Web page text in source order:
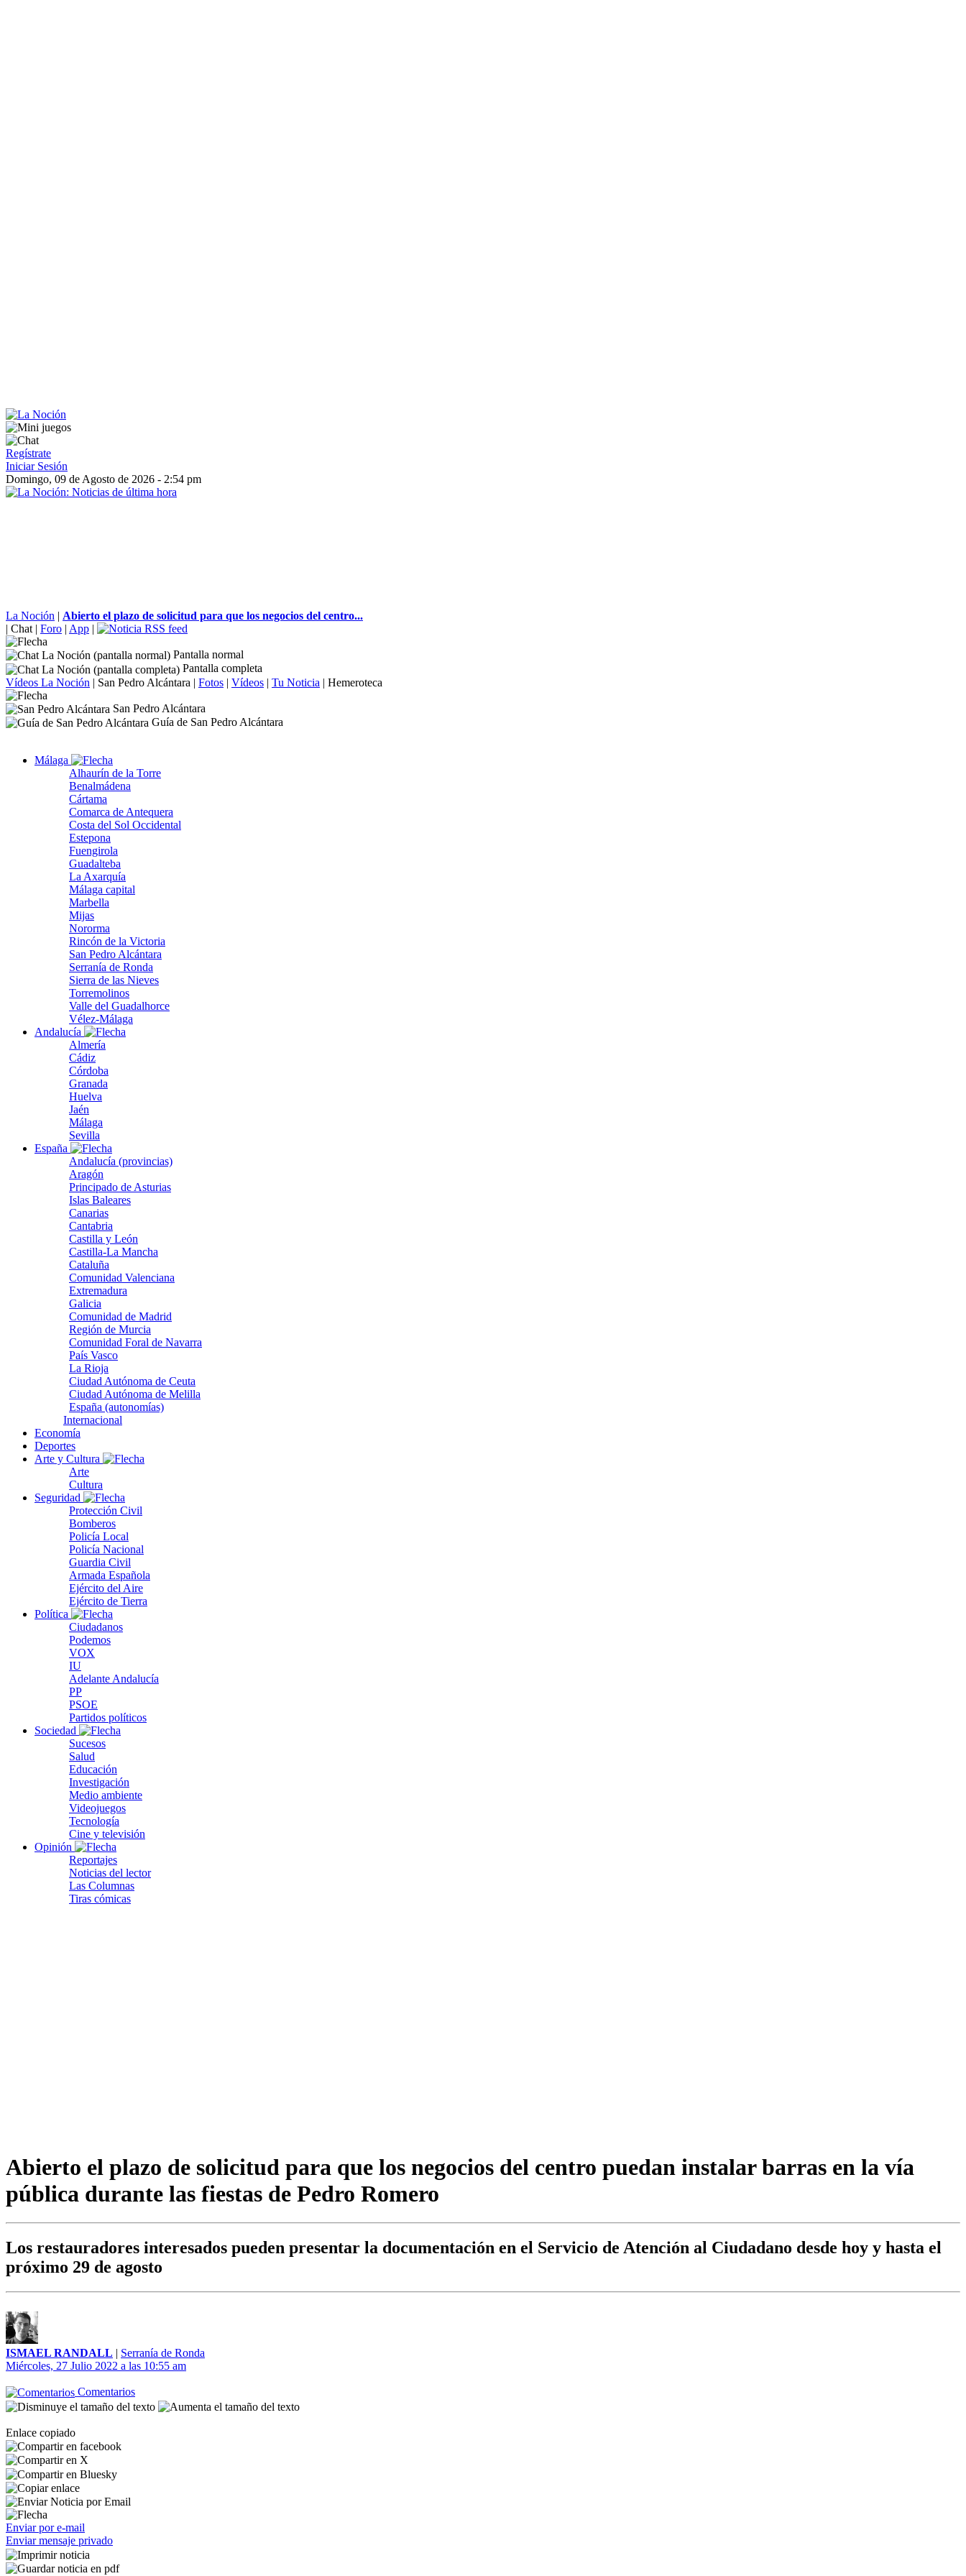
Regístrate
Iniciar Sesión
Domingo, 09 de Agosto de 2026 - 2:54 pm
La Noción | Abierto el plazo de solicitud para que los negocios del centro...
| Chat | Foro | App |
Pantalla normal
Pantalla completa
Vídeos La Noción | San Pedro Alcántara | Fotos | Vídeos | Tu Noticia | Hemeroteca
San Pedro Alcántara
Guía de San Pedro Alcántara
Málaga
Alhaurín de la Torre
Benalmádena
Cártama
Comarca de Antequera
Costa del Sol Occidental
Estepona
Fuengirola
Guadalteba
La Axarquía
Málaga capital
Marbella
Mijas
Nororma
Rincón de la Victoria
San Pedro Alcántara
Serranía de Ronda
Sierra de las Nieves
Torremolinos
Valle del Guadalhorce
Vélez-Málaga
Andalucía
Almería
Cádiz
Córdoba
Granada
Huelva
Jaén
Málaga
Sevilla
España
Andalucía (provincias)
Aragón
Principado de Asturias
Islas Baleares
Canarias
Cantabria
Castilla y León
Castilla-La Mancha
Cataluña
Comunidad Valenciana
Extremadura
Galicia
Comunidad de Madrid
Región de Murcia
Comunidad Foral de Navarra
País Vasco
La Rioja
Ciudad Autónoma de Ceuta
Ciudad Autónoma de Melilla
España (autonomías)
Internacional
Economía
Deportes
Arte y Cultura
Arte
Cultura
Seguridad
Protección Civil
Bomberos
Policía Local
Policía Nacional
Guardia Civil
Armada Española
Ejército del Aire
Ejército de Tierra
Política
Ciudadanos
Podemos
VOX
IU
Adelante Andalucía
PP
PSOE
Partidos políticos
Sociedad
Sucesos
Salud
Educación
Investigación
Medio ambiente
Videojuegos
Tecnología
Cine y televisión
Opinión
Reportajes
Noticias del lector
Las Columnas
Tiras cómicas
Abierto el plazo de solicitud para que los negocios del centro puedan instalar barras en la vía
pública durante las fiestas de Pedro Romero
Los restauradores interesados pueden presentar la documentación en el Servicio de Atención al Ciudadano desde hoy y hasta el
próximo 29 de agosto
ISMAEL RANDALL | Serranía de Ronda
Miércoles, 27 Julio 2022 a las 10:55 am
Comentarios
Enlace copiado
Enviar por e-mail
Enviar mensaje privado